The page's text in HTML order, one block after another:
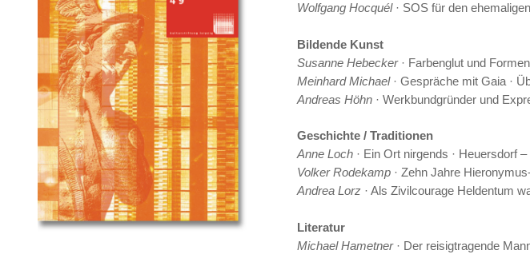
Wolfgang Hocquél· SOS für den
Bildende Kunst
Susanne Hebecker· Farbenglut und
Meinhard Michael· Gespräche mit Gaia ·
Andreas Höhn· Werkbundgründer und
Geschichte / Traditionen
Anne Loch· Ein Ort nirgends · Heuersdorf
Volker Rodekamp· Zehn Jahre
Andrea Lorz· Als Zivilcourage Heldentum
Literatur
Michael Hametner· Der reisigtragende